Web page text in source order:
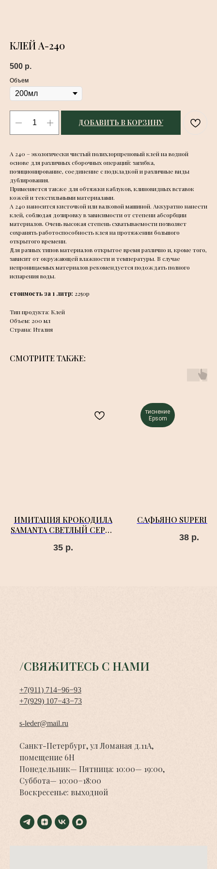
КЛЕЙ А-240
500 р.
Объем
ДОБАВИТЬ В КОРЗИНУ
A 240 – экологически чистый полихлорпреновый клей на водной
основе для различных сборочных операций: загибка,
позиционирование, соединение с подкладкой и различные виды
дублирования.
Применяется также для обтяжки каблуков, клиновидных вставок
кожей и текстильными материалами.
A 240 наносится кисточкой или валковой машиной. Аккуратно нанести
клей, соблюдая дозировку в зависимости от степени абсорбции
материалов. Очень высокая степень схватываемости позволяет
сохранять работоспособность клея на протяжении большого
открытого времени.
Для разных типов материалов открытое время различно и, кроме того,
зависит от окружающей влажности и температуры. В случае
непроницаемых материалов рекомендуется подождать полного
испарения воды.
стоимость за 1 литр: 2250р
Тип продукта: Клей
Объем: 200 мл
Страна: Италия
СМОТРИТЕ ТАКЖЕ:
ИМИТАЦИЯ КРОКОДИЛА
SAMANTA СВЕТЛЫЙ СЕРО-
35 р.
тиснение
Epsom
САФЬЯНО
38 р.
/СВЯЖИТЕСЬ С НАМИ
+7(911) 714−96−93
+7(929) 107−43−73
s-leder@mail.ru
Санкт-Петербург, ул Ломаная д.11А,
помещение 6Н
Понедельник— Пятница: 10:00— 19:00,
Суббота— 10:00−18:00
Воскресенье: выходной